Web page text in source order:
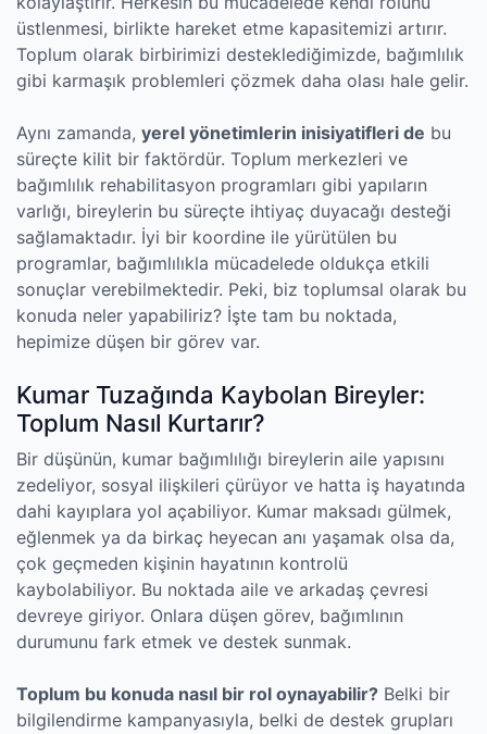
üstlenmesi, birlikte hareket etme kapasitemizi artırır.
Toplum olarak birbirimizi desteklediğimizde, bağımlılık
gibi karmaşık problemleri çözmek daha olası hale gelir.
Aynı zamanda, yerel yönetimlerin inisiyatifleri de bu
süreçte kilit bir faktördür. Toplum merkezleri ve
bağımlılık rehabilitasyon programları gibi yapıların
varlığı, bireylerin bu süreçte ihtiyaç duyacağı desteği
sağlamaktadır. İyi bir koordine ile yürütülen bu
programlar, bağımlılıkla mücadelede oldukça etkili
sonuçlar verebilmektedir. Peki, biz toplumsal olarak bu
konuda neler yapabiliriz? İşte tam bu noktada,
hepimize düşen bir görev var.
Kumar Tuzağında Kaybolan Bireyler:
Toplum Nasıl Kurtarır?
Bir düşünün, kumar bağımlılığı bireylerin aile yapısını
zedeliyor, sosyal ilişkileri çürüyor ve hatta iş hayatında
dahi kayıplara yol açabiliyor. Kumar maksadı gülmek,
eğlenmek ya da birkaç heyecan anı yaşamak olsa da,
çok geçmeden kişinin hayatının kontrolü
kaybolabiliyor. Bu noktada aile ve arkadaş çevresi
devreye giriyor. Onlara düşen görev, bağımlının
durumunu fark etmek ve destek sunmak.
Toplum bu konuda nasıl bir rol oynayabilir? Belki bir
bilgilendirme kampanyasıyla, belki de destek grupları